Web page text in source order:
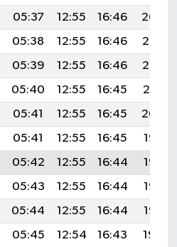
05:37 12:55 16:46
20:04
05:38 12:55 16:46
20:03
05:39 12:55 16:46
20:02
05:40 12:55 16:45
20:01
05:41 12:55 16:45
20:00
05:41 12:55 16:45
19:58
05:42 12:55 16:44
19:57
05:43 12:55 16:44
19:56
05:44 12:55 16:44
19:55
05:45 12:54 16:43
19:54